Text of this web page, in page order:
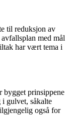
til reduksjon av
med mål
har vært tema i
bygget prinsippene
gulvet, såkalte
også for